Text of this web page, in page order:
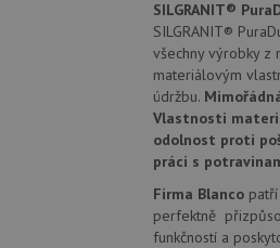
SILGRANIT®
SILGRANIT®
všechny výrobky z
materiálovým
údržbu.
Vlastnosti
odolnost proti
práci s
Firma Blanco
perfektně
funkčností a
test_cookie